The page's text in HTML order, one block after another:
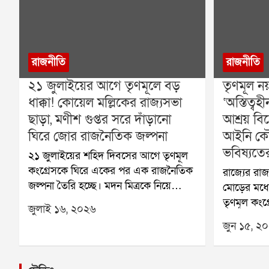
রাজনীতি
২১ জুলাইয়ের আগে তৃণমূলে বড়
ধাক্কা! কোয়েল মল্লিকের রাজ্যসভা
ছাড়া, মণীশ গুপ্তর সরে দাঁড়ানো
ঘিরে জোর রাজনৈতিক জল্পনা
২১ জুলাইয়ের শহিদ দিবসের আগে তৃণমূল
কংগ্রেসকে ঘিরে একের পর এক রাজনৈতিক
জল্পনা তৈরি হচ্ছে। মদন মিত্রকে নিয়ে
বিতর্কের আবহ এখনও পুরোপুরি কাটেনি,
তার মধ্যেই রাজ্যসভার সদস্য পদ থেকে
সাংসদ কোয়েল মল্লিক। একই সঙ্গে দলের
গুরুত্বপূর্ণ পদ থেকেও সরে দাঁড়ানোর সিদ্ধান্ত
জুলাই ১৬, ২০২৬
রাজনীতি
তৃণমূল
আশ্রয়
আইনি
রাজ্যের
মোড়ের
তৃণমূল
সায়নী
বিদ্রোহ
জুন ১৫,